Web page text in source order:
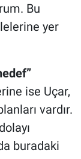
Bu
yer
ise Uçar,
vardır.
buradaki